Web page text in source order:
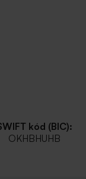
kód (BIC):
OKHBHUHB